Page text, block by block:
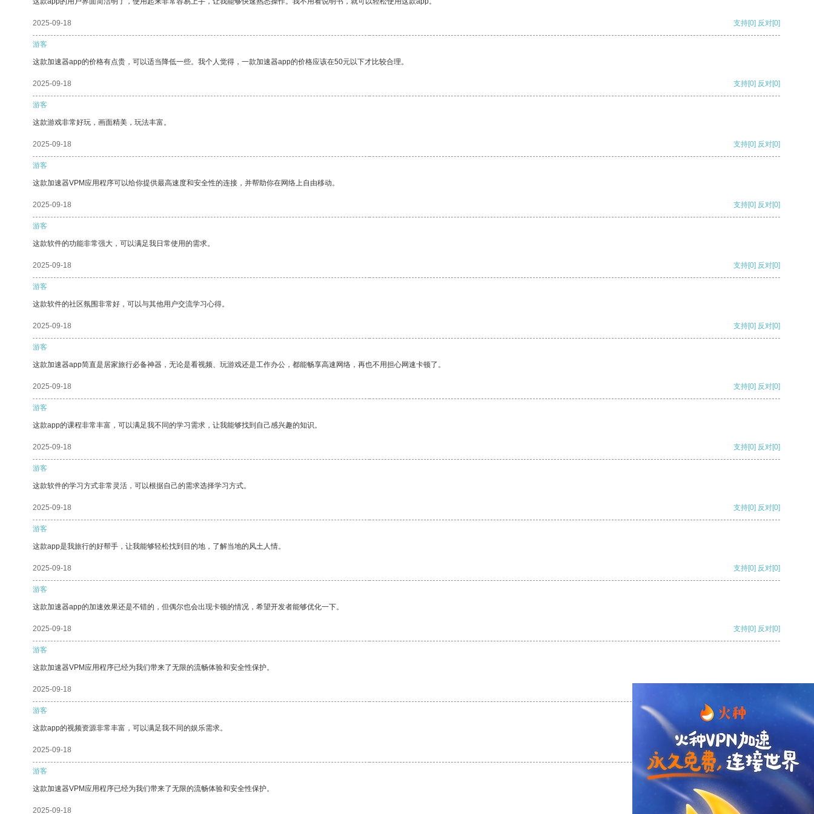
2025-09-18 支持[0] 反对[0]
游客
这款加速器app的价格有点贵，可以适当降低一些。我个人觉得，一款加速器app的价格应该在50元以下才比较合理。
2025-09-18 支持[0] 反对[0]
游客
这款游戏非常好玩，画面精美，玩法丰富。
2025-09-18 支持[0] 反对[0]
游客
这款加速器VPM应用程序可以给你提供最高速度和安全性的连接，并帮助你在网络上自由移动。
2025-09-18 支持[0] 反对[0]
游客
这款软件的功能非常强大，可以满足我日常使用的需求。
2025-09-18 支持[0] 反对[0]
游客
这款软件的社区氛围非常好，可以与其他用户交流学习心得。
2025-09-18 支持[0] 反对[0]
游客
这款加速器app简直是居家旅行必备神器，无论是看视频、玩游戏还是工作办公，都能畅享高速网络，再也不用担心网速卡顿了。
2025-09-18 支持[0] 反对[0]
游客
这款app的课程非常丰富，可以满足我不同的学习需求，让我能够找到自己感兴趣的知识。
2025-09-18 支持[0] 反对[0]
游客
这款软件的学习方式非常灵活，可以根据自己的需求选择学习方式。
2025-09-18 支持[0] 反对[0]
游客
这款app是我旅行的好帮手，让我能够轻松找到目的地，了解当地的风土人情。
2025-09-18 支持[0] 反对[0]
游客
这款加速器app的加速效果还是不错的，但偶尔也会出现卡顿的情况，希望开发者能够优化一下。
2025-09-18 支持[0] 反对[0]
游客
这款加速器VPM应用程序已经为我们带来了无限的流畅体验和安全性保护。
2025-09-18
游客
这款app的视频资源非常丰富，可以满足我不同的娱乐需求。
2025-09-18 支持 [0] 反对 [0]
游客
这款加速器VPM应用程序已经为我们带来了无限的流畅体验和安全性保护。
2025-09-18 支持